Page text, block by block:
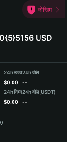
जोखिम
USD
24h उच्च
$0.00
24h निम्न
$0.00
24h वॉल
--
24h वॉल(USDT)
--